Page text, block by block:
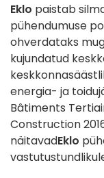
Eklo paistab
pühendumuse
ohverdataks
kujundatud
energia- ja
Bâtiments
Construction
näitavadEklo